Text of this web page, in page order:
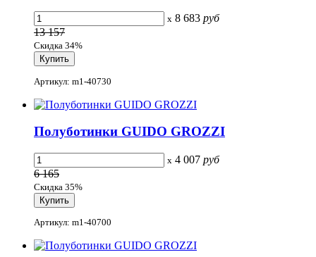
x 8 683 руб
13 157
Скидка 34%
Артикул: m1-40730
Полуботинки GUIDO GROZZI
x 4 007 руб
6 165
Скидка 35%
Артикул: m1-40700